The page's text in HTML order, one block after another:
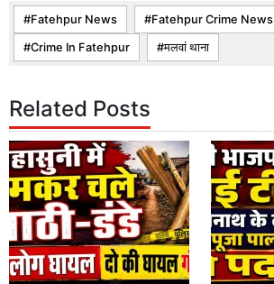
Fatehpur News Fatehpur Crime News
Crime In Fatehpur मलवां थाना
Related Posts